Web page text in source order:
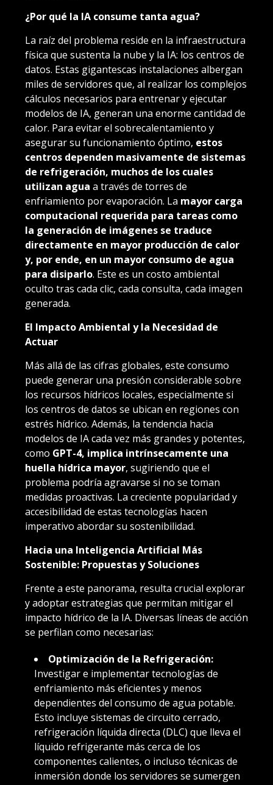
¿Por qué la IA consume tanta agua?
La raíz del problema reside en la infraestructura
física que sustenta la nube y la IA: los centros de
datos. Estas gigantescas instalaciones albergan
miles de servidores que, al realizar los complejos
cálculos necesarios para entrenar y ejecutar
modelos de IA, generan una enorme cantidad de
calor. Para evitar el sobrecalentamiento y
asegurar su funcionamiento óptimo, estos
centros dependen masivamente de sistemas
de refrigeración, muchos de los cuales
utilizan agua a través de torres de
enfriamiento por evaporación. La mayor carga
computacional requerida para tareas como
la generación de imágenes se traduce
directamente en mayor producción de calor
y, por ende, en un mayor consumo de agua
para disiparlo. Este es un costo ambiental
oculto tras cada clic, cada consulta, cada imagen
generada.
El Impacto Ambiental y la Necesidad de
Actuar
Más allá de las cifras globales, este consumo
puede generar una presión considerable sobre
los recursos hídricos locales, especialmente si
los centros de datos se ubican en regiones con
estrés hídrico. Además, la tendencia hacia
modelos de IA cada vez más grandes y potentes,
como GPT-4, implica intrínsecamente una
huella hídrica mayor, sugiriendo que el
problema podría agravarse si no se toman
medidas proactivas. La creciente popularidad y
accesibilidad de estas tecnologías hacen
imperativo abordar su sostenibilidad.
Hacia una Inteligencia Artificial Más
Sostenible: Propuestas y Soluciones
Frente a este panorama, resulta crucial explorar
y adoptar estrategias que permitan mitigar el
impacto hídrico de la IA. Diversas líneas de acción
se perfilan como necesarias:
Optimización de la Refrigeración:
Investigar e implementar tecnologías de
enfriamiento más eficientes y menos
dependientes del consumo de agua potable.
Esto incluye sistemas de circuito cerrado,
refrigeración líquida directa (DLC) que lleva el
líquido refrigerante más cerca de los
componentes calientes, o incluso técnicas de
inmersión donde los servidores se sumergen